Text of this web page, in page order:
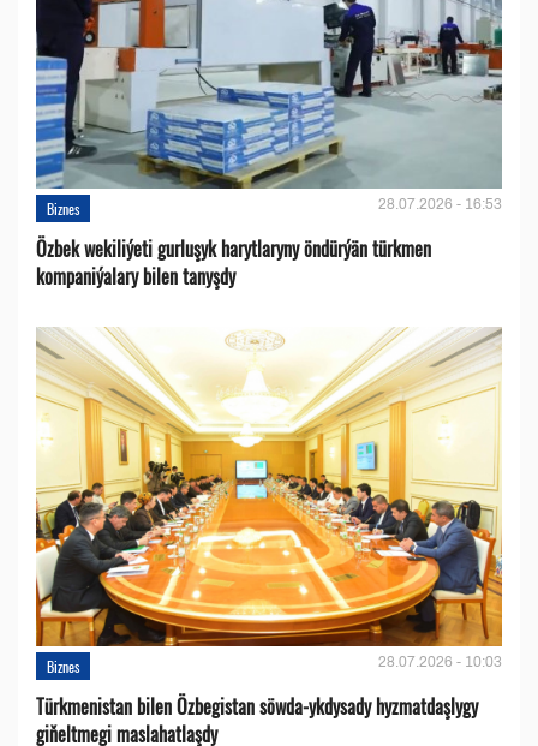
Biznes 28.07.2026 - 16:53
Özbek wekiliýeti gurluşyk harytlaryny öndürýän türkmen
kompaniýalary bilen tanyşdy
Biznes 28.07.2026 - 10:03
Türkmenistan bilen Özbegistan söwda-ykdysady hyzmatdaşlygy
giňeltmegi maslahatlaşdy